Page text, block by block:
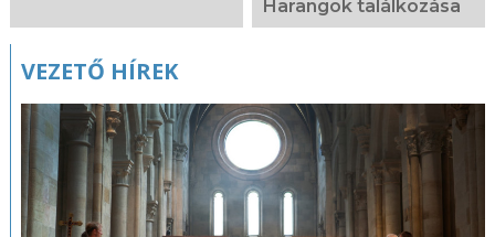
Harangok találkozása
VEZETŐ HÍREK